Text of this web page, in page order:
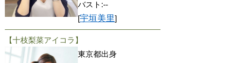
バスト:--
[宇垣美里]
【十枝梨菜アイコラ】
東京都出身